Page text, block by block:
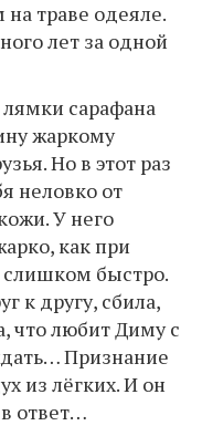
траве одеяле.
лет за одной
сарафана
жаркому
Но в этот раз
неловко от
У него
как при
слишком быстро.
к другу, сбила,
что любит Диму с
Признание
из лёгких. И он
ответ…